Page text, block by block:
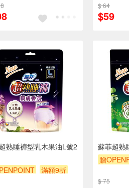
$ 64
$59
熟睡褲型乳木果油L號2
滿額9折
蘇菲超熟
贈
$ 75